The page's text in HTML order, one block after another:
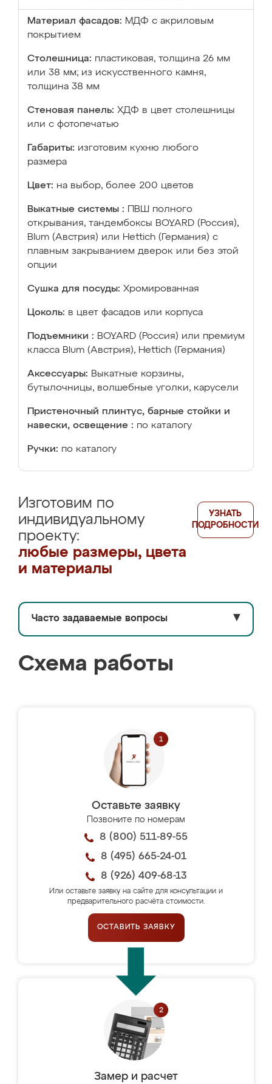
Материал фасадов: МДФ с акриловым
покрытием
Столешница: пластиковая, толщина 26 мм
или 38 мм; из искусственного камня,
толщина 38 мм
Стеновая панель: ХДФ в цвет столешницы
или с фотопечатью
Габариты: изготовим кухню любого
размера
Цвет: на выбор, более 200 цветов
Выкатные системы :
ПВШ полного
открывания, тандембоксы BOYARD (Россия),
Blum (Австрия) или Hettich (Германия) с
плавным закрыванием дверок или без этой
опции
Сушка для посуды: Хромированная
Цоколь: в цвет фасадов или корпуса
Подъемники : BOYARD (Россия) или премиум
класса Blum (Австрия), Hettich (Германия)
Аксессуары: Выкатные корзины,
бутылочницы, волшебные уголки, карусели
Пристеночный плинтус, барные стойки и
навески, освещение : по каталогу
Ручки: по каталогу
Изготовим по
индивидуальному
проекту:
любые размеры, цвета
и материалы
УЗНАТЬ
ПОДРОБНОСТИ
Часто задаваемые вопросы ▼
Схема работы
Оставьте заявку
Позвоните по номерам
8 (800) 511-89-55
8 (495) 665-24-01
8 (926) 409-68-13
Или оставьте заявку на сайте для консультации и
предварительного расчёта стоимости.
ОСТАВИТЬ ЗАЯВКУ
Замер и расчет